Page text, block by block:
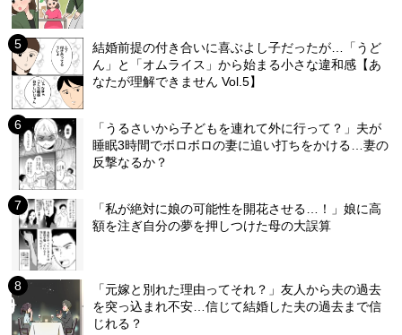
結婚前提の付き合いに喜ぶよし子だったが…「うど
ん」と「オムライス」から始まる小さな違和感【あ
なたが理解できません Vol.5】
「うるさいから子どもを連れて外に行って？」夫が
睡眠3時間でボロボロの妻に追い打ちをかける…妻の
反撃なるか？
「私が絶対に娘の可能性を開花させる…！」娘に高
額を注ぎ自分の夢を押しつけた母の大誤算
「元嫁と別れた理由ってそれ？」友人から夫の過去
を突っ込まれ不安…信じて結婚した夫の過去まで信
じれる？